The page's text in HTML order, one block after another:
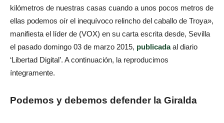
kilómetros de nuestras casas cuando a unos pocos metros de
ellas podemos oír el inequívoco relincho del caballo de Troya»,
manifiesta el líder de (VOX) en su carta escrita desde, Sevilla
el pasado domingo 03 de marzo 2015, publicadaal diario
‘Libertad Digital’. A continuación, la reproducimos
íntegramente.
Podemos y debemos defender la Giralda